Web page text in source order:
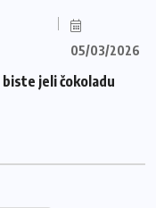
05/03/2026
jeli čokoladu